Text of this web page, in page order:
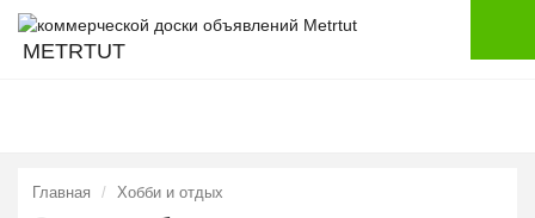
METRTUT
Главная Хобби и отдых